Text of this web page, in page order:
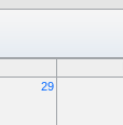
29